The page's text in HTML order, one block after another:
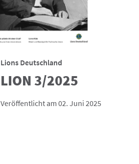
Lions Deutschland
LION 3/2025
Veröffentlicht am 02. Juni 2025